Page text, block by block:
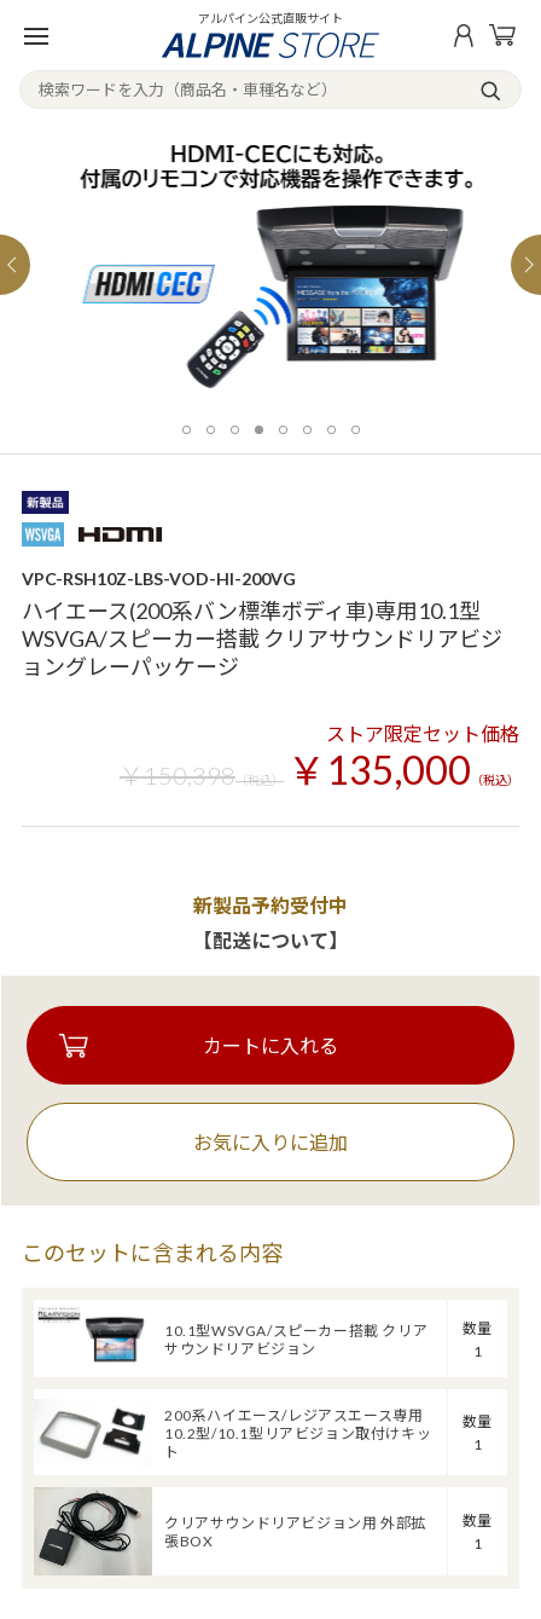
アルパイン公式直販サイト
VPC-RSH10Z-LBS-VOD-HI-200VG
ハイエース(200系バン標準ボディ車)専用10.1型
WSVGA/スピーカー搭載 クリアサウンドリアビジ
ョングレーパッケージ
ストア限定セット価格
￥150,398（税込） ￥135,000 （税込）
新製品予約受付中
【配送について】
お気に入りに追加
このセットに含まれる内容
10.1型WSVGA/スピーカー搭載 クリア
サウンドリアビジョン
数量
1
200系ハイエース/レジアスエース専用
10.2型/10.1型リアビジョン取付けキッ
ト
数量
1
クリアサウンドリアビジョン用 外部拡
張BOX
数量
1